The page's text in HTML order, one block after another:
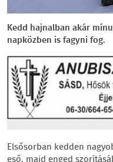
Kedd hajnalban akár
napközben is fagyni fog.
Elsősorban kedden